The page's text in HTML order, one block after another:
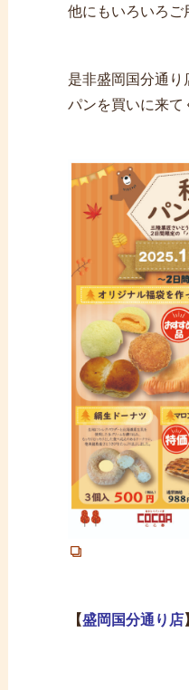
他にもいろいろご
是非盛岡国分通
パンを買いに来て
【盛岡国分通り店】